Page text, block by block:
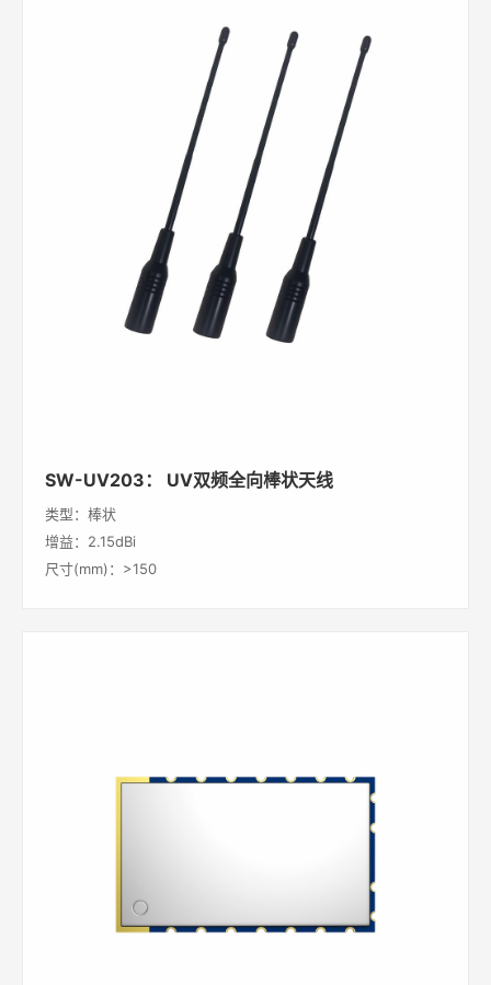
SW-UV203： UV双频全向棒状天线
类型：棒状
增益：2.15dBi
尺寸(mm)：>150